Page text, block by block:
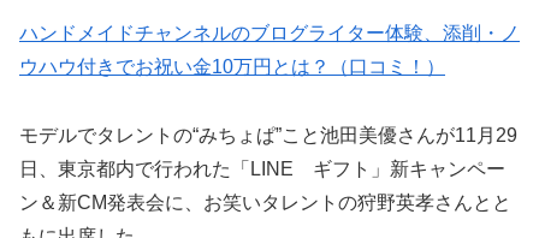
ハンドメイドチャンネルのブログライター体験、添削・ノ
ウハウ付きでお祝い金10万円とは？（口コミ！）
モデルでタレントの“みちょぱ”こと池田美優さんが11月29
日、東京都内で行われた「LINE ギフト」新キャンペー
ン＆新CM発表会に、お笑いタレントの狩野英孝さんとと